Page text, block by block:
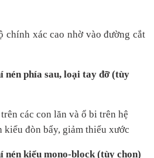
chính xác cao nhờ vào đường cắt
nén phía sau, loại tay đỡ (tùy
các con lăn và ổ bi trên hệ
kiểu đòn bẩy, giảm thiểu xước
nén kiểu mono-block (tùy chọn)